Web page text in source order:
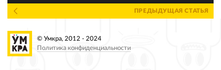
ПРЕДЫДУЩАЯ СТАТЬЯ
© Умкра, 2012 - 2024
Политика конфиденциальности